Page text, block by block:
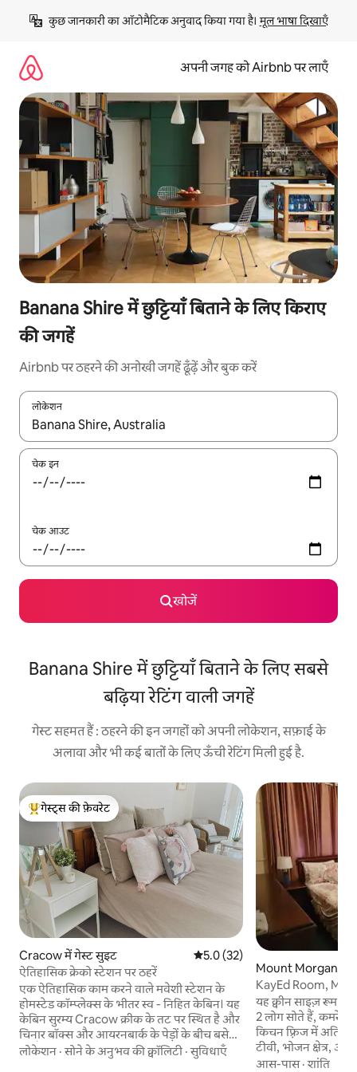
छोड़कर
कॉन्टेंट
कुछ जानकारी का ऑटोमैटिक अनुवाद किया गया है। मूल भाषा दिखाएँ
अपनी जगह को Airbnb पर लाएँ
Banana Shire में छुट्टियाँ बिताने के लिए किराए
की जगहें
Airbnb पर ठहरने की अनोखी जगहें ढूँढ़ें और बुक करें
लोकेशन
नतीजों के उपलब्ध होने पर, अप और डाउन 'ऐरो की' का इस्तेमाल करके नेविगेट
चेक इन
चेक आउट
खोजें
Banana Shire में छुट्टियाँ बिताने के लिए सबसे
बढ़िया रेटिंग वाली जगहें
गेस्ट सहमत हैं : ठहरने की इन जगहों को अपनी लोकेशन, सफ़ाई के
अलावा और भी कई बातों के लिए ऊँची रेटिंग मिली हुई है.
गेस्ट्स का टॉप फ़ेवरेट
गेस्ट्स की फ़ेवरेट
Cracow में गेस्ट सुइट औसत रेटिंग 5 में से 5.0, 32 समीक्षाएँ
5.0 (32)
ऐतिहासिक क्रेको स्टेशन पर ठहरें
एक ऐतिहासिक काम करने वाले मवेशी स्टेशन के
होमस्टेड कॉम्प्लेक्स के भीतर स्व - निहित केबिन। यह
केबिन सुरम्य Cracow क्रीक के तट पर स्थित है और
चिनार बॉक्स और आयरनबार्क के पेड़ों के बीच बसे
हुए हैं, यह पक्का करते हुए कि यह जगह निजी और
शांत है। मेहमान संपत्ति के सुंदर चलने/चलने वाले
लोकेशन ·सोने के अनुभव की क्वॉलिटी ·सुविधाएँ
Mount Morgan में
KayEd Room,
Morgan, Queen
यह क्वीन साइज़ रूम
2 लोग सोते हैं, कमरे में
किचन फ़्रिज में
टीवी, भोजन क्षेत्र,
विकल्प के साथ एक
आस-पास·शांति